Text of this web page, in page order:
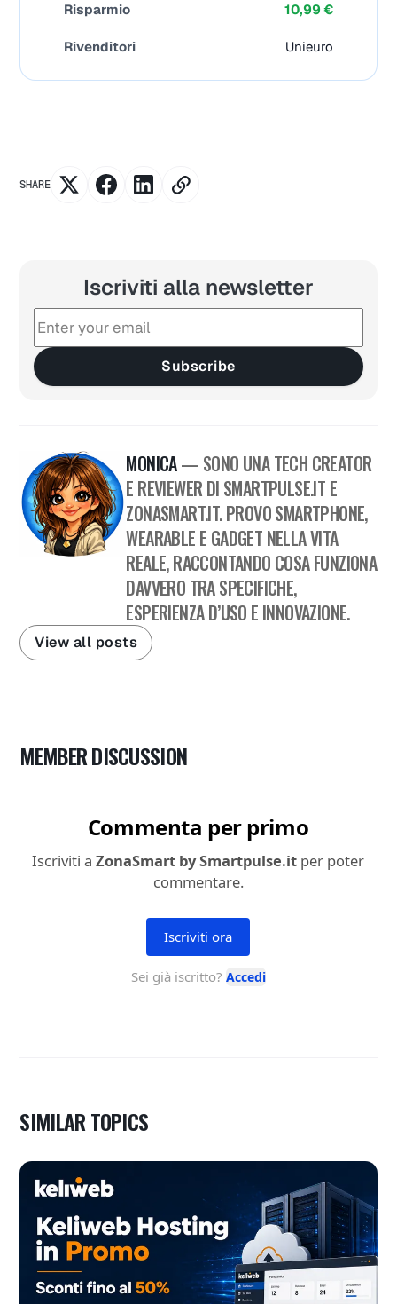
10,99 €
Unieuro
SHARE
Iscriviti alla newsletter
Subscribe
MONICA— SONO UNA TECH CREATOR
E REVIEWER DI SMARTPULSE.IT E
ZONASMART.IT. PROVO SMARTPHONE,
WEARABLE E GADGET NELLA VITA
REALE, RACCONTANDO COSA FUNZIONA
DAVVERO TRA SPECIFICHE,
ESPERIENZA D’USO E INNOVAZIONE.
View all posts
MEMBER DISCUSSION
SIMILAR TOPICS